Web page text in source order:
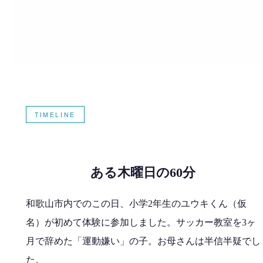
TIMELINE
ある木曜日の60分
和歌山市内でのこの日、小学2年生のユウキくん（仮
名）が初めて体験に参加しました。サッカー教室を3ヶ
月で辞めた「運動嫌い」の子。お母さんは半信半疑でし
た。